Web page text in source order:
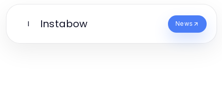
I Instabow News